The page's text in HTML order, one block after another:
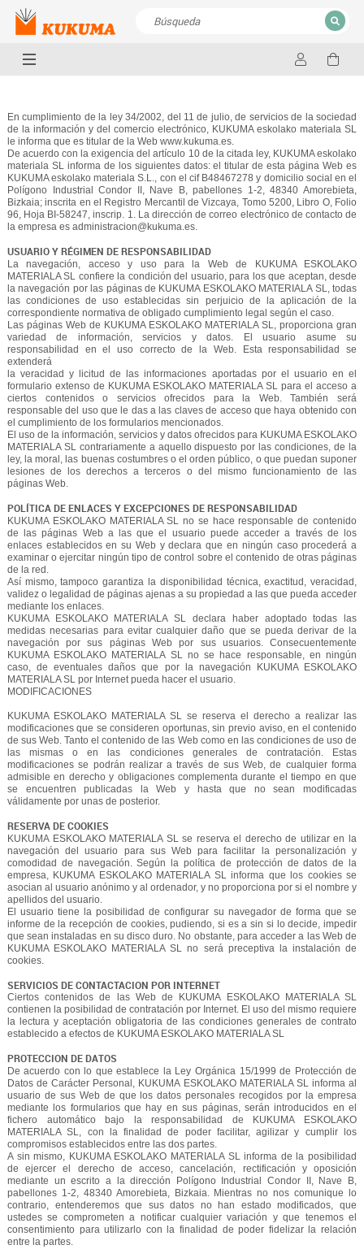
CERRAR
En cumplimiento de la ley 34/2002, del 11 de julio, de servicios de la sociedad
de la información y del comercio electrónico, KUKUMA eskolako materiala SL
le informa que es titular de la Web www.kukuma.es.
De acuerdo con la exigencia del artículo 10 de la citada ley, KUKUMA eskolako
materiala SL informa de los siguientes datos: el titular de esta página Web es
KUKUMA eskolako materiala S.L., con el cif B48467278 y domicilio social en el
Polígono Industrial Condor II, Nave B, pabellones 1-2, 48340 Amorebieta,
Bizkaia; inscrita en el Registro Mercantil de Vizcaya, Tomo 5200, Libro O, Folio
96, Hoja BI-58247, inscrip. 1. La dirección de correo electrónico de contacto de
la empresa es administracion@kukuma.es.
USUARIO Y RÉGIMEN DE RESPONSABILIDAD
La navegación, acceso y uso para la Web de KUKUMA ESKOLAKO
MATERIALA SL confiere la condición del usuario, para los que aceptan, desde
la navegación por las páginas de KUKUMA ESKOLAKO MATERIALA SL, todas
las condiciones de uso establecidas sin perjuicio de la aplicación de la
correspondiente normativa de obligado cumplimiento legal según el caso.
Las páginas Web de KUKUMA ESKOLAKO MATERIALA SL, proporciona gran
variedad de información, servicios y datos. El usuario asume su
responsabilidad en el uso correcto de la Web. Esta responsabilidad se
extenderá
la veracidad y licitud de las informaciones aportadas por el usuario en el
formulario extenso de KUKUMA ESKOLAKO MATERIALA SL para el acceso a
ciertos contenidos o servicios ofrecidos para la Web. También será
responsable del uso que le das a las claves de acceso que haya obtenido con
el cumplimiento de los formularios mencionados.
El uso de la información, servicios y datos ofrecidos para KUKUMA ESKOLAKO
MATERIALA SL contrariamente a aquello dispuesto por las condiciones, de la
ley, la moral, las buenas costumbres o el orden público, o que puedan suponer
lesiones de los derechos a terceros o del mismo funcionamiento de las
páginas Web.
POLÍTICA DE ENLACES Y EXCEPCIONES DE RESPONSABILIDAD
KUKUMA ESKOLAKO MATERIALA SL no se hace responsable de contenido
de las páginas Web a las que el usuario puede acceder a través de los
enlaces establecidos en su Web y declara que en ningún caso procederá a
examinar o ejercitar ningún tipo de control sobre el contenido de otras páginas
de la red.
Así mismo, tampoco garantiza la disponibilidad técnica, exactitud, veracidad,
validez o legalidad de páginas ajenas a su propiedad a las que pueda acceder
mediante los enlaces.
KUKUMA ESKOLAKO MATERIALA SL declara haber adoptado todas las
medidas necesarias para evitar cualquier daño que se pueda derivar de la
navegación por sus páginas Web por sus usuarios. Consecuentemente
KUKUMA ESKOLAKO MATERIALA SL no se hace responsable, en ningún
caso, de eventuales daños que por la navegación KUKUMA ESKOLAKO
MATERIALA SL por Internet pueda hacer el usuario.
MODIFICACIONES
KUKUMA ESKOLAKO MATERIALA SL se reserva el derecho a realizar las
modificaciones que se consideren oportunas, sin previo aviso, en el contenido
de sus Web. Tanto el contenido de las Web como en las condiciones de uso de
las mismas o en las condiciones generales de contratación. Estas
modificaciones se podrán realizar a través de sus Web, de cualquier forma
admisible en derecho y obligaciones complementa durante el tiempo en que
se encuentren publicadas la Web y hasta que no sean modificadas
válidamente por unas de posterior.
RESERVA DE COOKIES
KUKUMA ESKOLAKO MATERIALA SL se reserva el derecho de utilizar en la
navegación del usuario para sus Web para facilitar la personalización y
comodidad de navegación. Según la política de protección de datos de la
empresa, KUKUMA ESKOLAKO MATERIALA SL informa que los cookies se
asocian al usuario anónimo y al ordenador, y no proporciona por si el nombre y
apellidos del usuario.
El usuario tiene la posibilidad de configurar su navegador de forma que se
informe de la recepción de cookies, pudiendo, si es a sin si lo decide, impedir
que sean instaladas en su disco duro. No obstante, para acceder a las Web de
KUKUMA ESKOLAKO MATERIALA SL no será preceptiva la instalación de
cookies.
SERVICIOS DE CONTACTACION POR INTERNET
Ciertos contenidos de las Web de KUKUMA ESKOLAKO MATERIALA SL
contienen la posibilidad de contratación por Internet. El uso del mismo requiere
la lectura y aceptación obligatoria de las condiciones generales de contrato
establecido a efectos de KUKUMA ESKOLAKO MATERIALA SL
PROTECCION DE DATOS
De acuerdo con lo que establece la Ley Orgánica 15/1999 de Protección de
Datos de Carácter Personal, KUKUMA ESKOLAKO MATERIALA SL informa al
usuario de sus Web de que los datos personales recogidos por la empresa
mediante los formularios que hay en sus páginas, serán introducidos en el
fichero automático bajo la responsabilidad de KUKUMA ESKOLAKO
MATERIALA SL, con la finalidad de poder facilitar, agilizar y cumplir los
compromisos establecidos entre las dos partes.
A sin mismo, KUKUMA ESKOLAKO MATERIALA SL informa de la posibilidad
de ejercer el derecho de acceso, cancelación, rectificación y oposición
mediante un escrito a la dirección Polígono Industrial Condor II, Nave B,
pabellones 1-2, 48340 Amorebieta, Bizkaia. Mientras no nos comunique lo
contrario, entenderemos que sus datos no han estado modificados, que
ustedes se comprometen a notificar cualquier variación y que tenemos el
consentimiento para utilizarlo con la finalidad de poder fidelizar la relación
entre la partes.